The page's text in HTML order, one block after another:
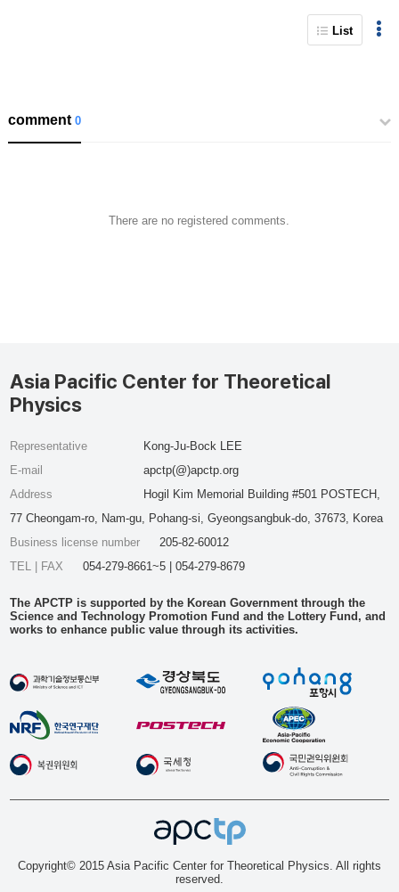
List
comment0
There are no registered comments.
Asia Pacific Center for Theoretical
Physics
Representative
Kong-Ju-Bock LEE
E-mail
apctp(@)apctp.org
Address
Hogil Kim Memorial Building #501 POSTECH,
77 Cheongam-ro, Nam-gu, Pohang-si, Gyeongsangbuk-do, 37673, Korea
Business license number
205-82-60012
TEL | FAX
054-279-8661~5 | 054-279-8679
The APCTP is supported by the Korean Government through the
Science and Technology Promotion Fund and the Lottery Fund, and
works to enhance public value through its activities.
Copyright© 2015 Asia Pacific Center for Theoretical Physics. All rights
reserved.